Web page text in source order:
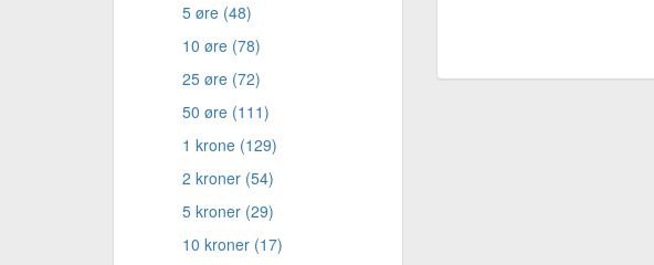
5 øre (48)
10 øre (78)
25 øre (72)
50 øre (111)
1 krone (129)
2 kroner (54)
5 kroner (29)
10 kroner (17)